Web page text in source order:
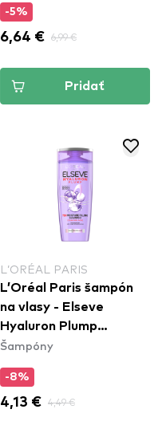
-5%
6,64 € 6,99 €
Pridať
L’ORÉAL PARIS
L’Oréal Paris šampón
na vlasy - Elseve
Hyaluron Plump
Shampoo
Šampóny
-8%
4,13 € 4,49 €